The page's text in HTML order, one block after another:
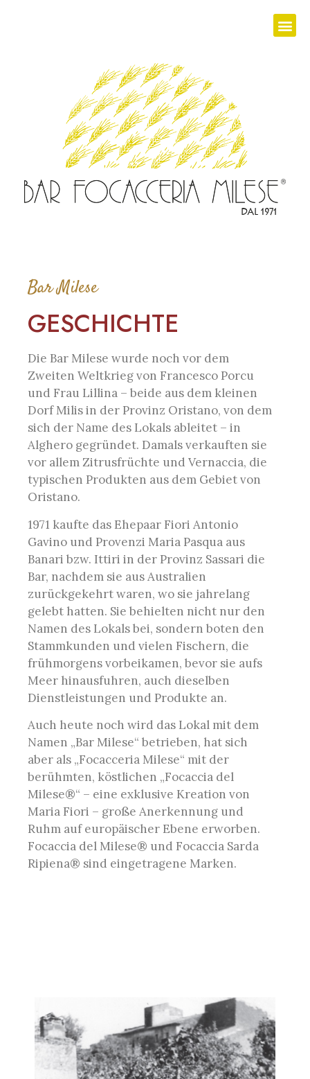
Bar Milese
GESCHICHTE
Die Bar Milese wurde noch vor dem
Zweiten Weltkrieg von Francesco Porcu
und Frau Lillina – beide aus dem kleinen
Dorf Milis in der Provinz Oristano, von dem
sich der Name des Lokals ableitet – in
Alghero gegründet. Damals verkauften sie
vor allem Zitrusfrüchte und Vernaccia, die
typischen Produkten aus dem Gebiet von
Oristano.
1971 kaufte das Ehepaar Fiori Antonio
Gavino und Provenzi Maria Pasqua aus
Banari bzw. Ittiri in der Provinz Sassari die
Bar, nachdem sie aus Australien
zurückgekehrt waren, wo sie jahrelang
gelebt hatten. Sie behielten nicht nur den
Namen des Lokals bei, sondern boten den
Stammkunden und vielen Fischern, die
frühmorgens vorbeikamen, bevor sie aufs
Meer hinausfuhren, auch dieselben
Dienstleistungen und Produkte an.
Auch heute noch wird das Lokal mit dem
Namen „Bar Milese“ betrieben, hat sich
aber als „Focacceria Milese“ mit der
berühmten, köstlichen „Focaccia del
Milese®“ – eine exklusive Kreation von
Maria Fiori – große Anerkennung und
Ruhm auf europäischer Ebene erworben.
Focaccia del Milese® und Focaccia Sarda
Ripiena® sind eingetragene Marken.